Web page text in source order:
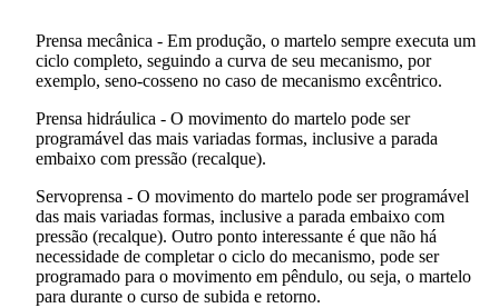
Prensa mecânica - Em produção, o martelo sempre executa um
ciclo completo, seguindo a curva de seu mecanismo, por
exemplo, seno-cosseno no caso de mecanismo excêntrico.
Prensa hidráulica - O movimento do martelo pode ser
programável das mais variadas formas, inclusive a parada
embaixo com pressão (recalque).
Servoprensa - O movimento do martelo pode ser programável
das mais variadas formas, inclusive a parada embaixo com
pressão (recalque). Outro ponto interessante é que não há
necessidade de completar o ciclo do mecanismo, pode ser
programado para o movimento em pêndulo, ou seja, o martelo
para durante o curso de subida e retorno.